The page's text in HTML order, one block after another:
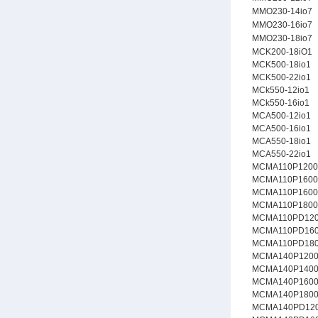
MMO230-14io7
MMO230-16io7
MMO230-18io7
MCK200-18iO1
MCK500-18io1
MCK500-22io1
MCk550-12io1
MCk550-16io1
MCA500-12io1
MCA500-16io1
MCA550-18io1
MCA550-22io1